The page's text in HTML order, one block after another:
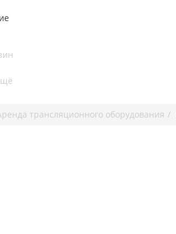
трансляционного оборудования